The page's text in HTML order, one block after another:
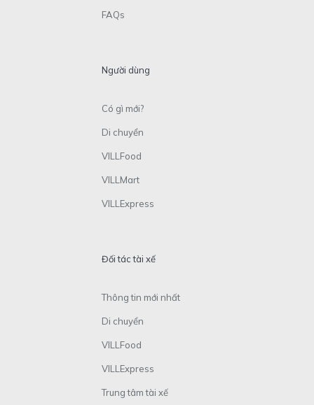
FAQs
Người dùng
Có gì mới?
Di chuyển
VILLFood
VILLMart
VILLExpress
Đối tác tài xế
Thông tin mới nhất
Di chuyển
VILLFood
VILLExpress
Trung tâm tài xế